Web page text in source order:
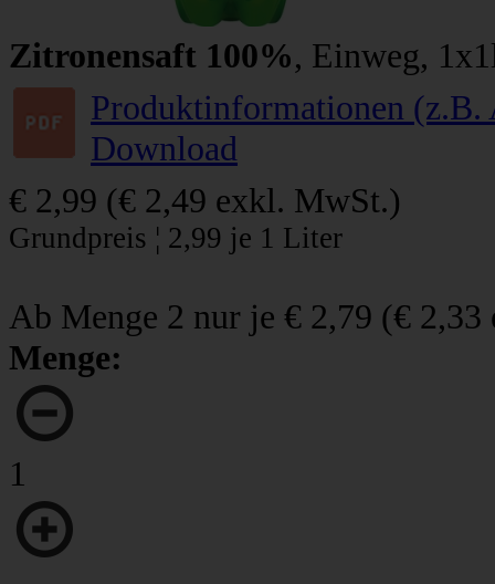
Zitronensaft 100%, Einweg,
Produktinformationen
Download
€ 2,99 (€ 2,49 exkl. MwSt.)
Grundpreis ¦ 2,99 je 1 Liter
Ab Menge 2 nur je € 2,79 (€ 2,33
Menge:
1